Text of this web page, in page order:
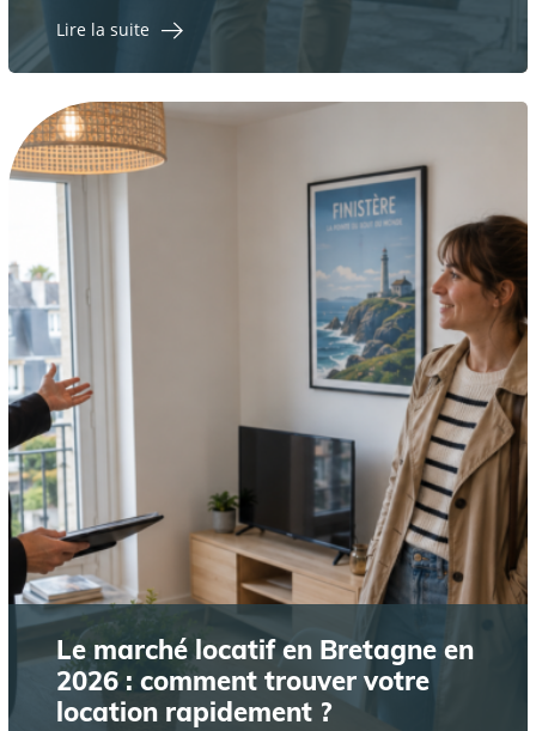
Lire la suite
Le marché locatif en Bretagne en
2026 : comment trouver votre
location rapidement ?